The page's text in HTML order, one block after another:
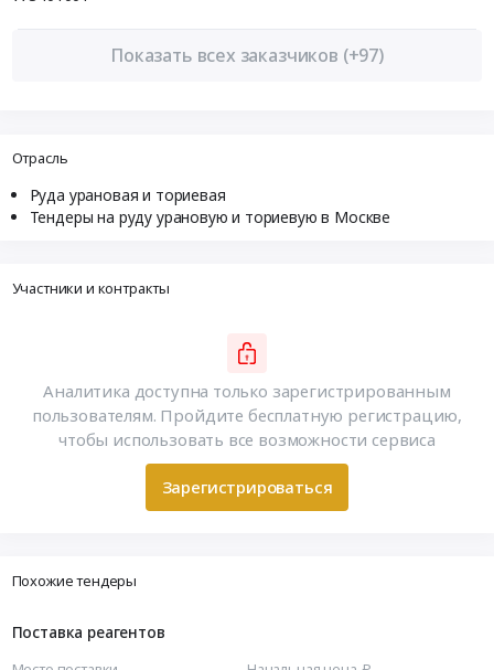
Показать всех заказчиков (+97)
Отрасль
Руда урановая и ториевая
Тендеры на руду урановую и ториевую в Москве
Участники и контракты
Аналитика доступна только зарегистрированным
пользователям. Пройдите бесплатную регистрацию,
чтобы использовать все возможности сервиса
Зарегистрироваться
Похожие тендеры
Поставка реагентов